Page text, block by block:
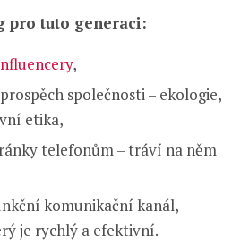
pro tuto generaci:
,
společnosti – ekologie,
etika,
telefonům – tráví na něm
komunikační kanál,
je rychlý a efektivní.